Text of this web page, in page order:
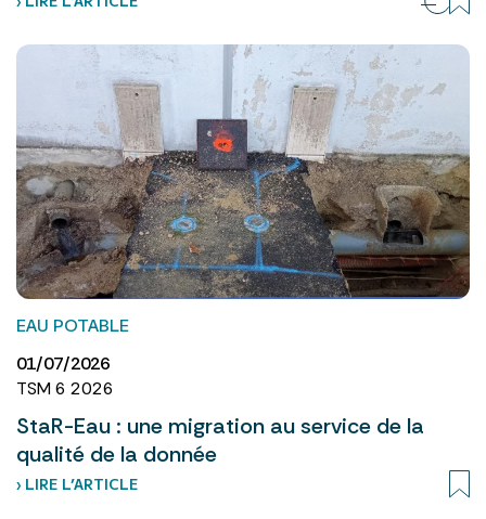
EAU POTABLE
01/07/2026
TSM 6 2026
StaR-Eau : une migration au service de la
qualité de la donnée
› LIRE L’ARTICLE